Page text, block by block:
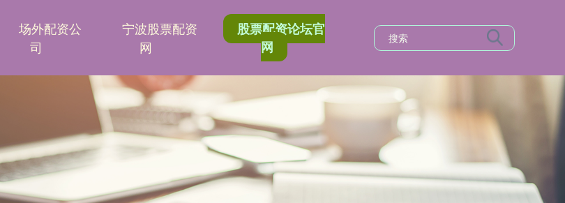
场外配资公
司
宁波股票配资
网
股票配资论坛官
网